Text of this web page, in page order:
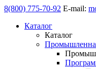
8(800) 775-70-92 E-mail:
Каталог
Каталог